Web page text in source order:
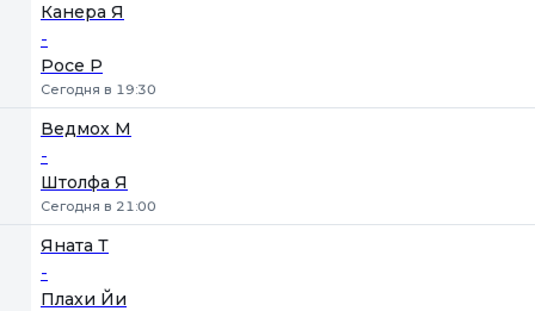
Канера Я
-
Росе Р
Сегодня в 19:30
Ведмох М
-
Штолфа Я
Сегодня в 21:00
Яната Т
-
Плахи Йи